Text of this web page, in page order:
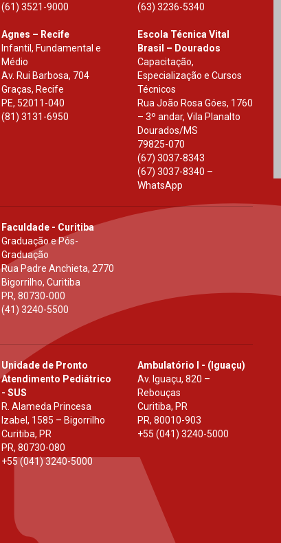
(61) 3521-9000
(63) 3236-5340
Agnes – Recife
Infantil, Fundamental e
Médio
Av. Rui Barbosa, 704
Graças, Recife
PE, 52011-040
(81) 3131-6950
Escola Técnica Vital
Brasil – Dourados
Capacitação,
Especialização e Cursos
Técnicos
Rua João Rosa Góes, 1760
– 3º andar, Vila Planalto
Dourados/MS
79825-070
(67) 3037-8343
(67) 3037-8340 –
WhatsApp
Faculdade - Curitiba
Graduação e Pós-
Graduação
Rua Padre Anchieta, 2770
Bigorrilho, Curitiba
PR, 80730-000
(41) 3240-5500
Unidade de Pronto
Atendimento Pediátrico
- SUS
R. Alameda Princesa
Izabel, 1585 – Bigorrilho
Curitiba, PR
PR, 80730-080
+55 (041) 3240-5000
Ambulatório I - (Iguaçu)
Av. Iguaçu, 820 –
Rebouças
Curitiba, PR
PR, 80010-903
+55 (041) 3240-5000